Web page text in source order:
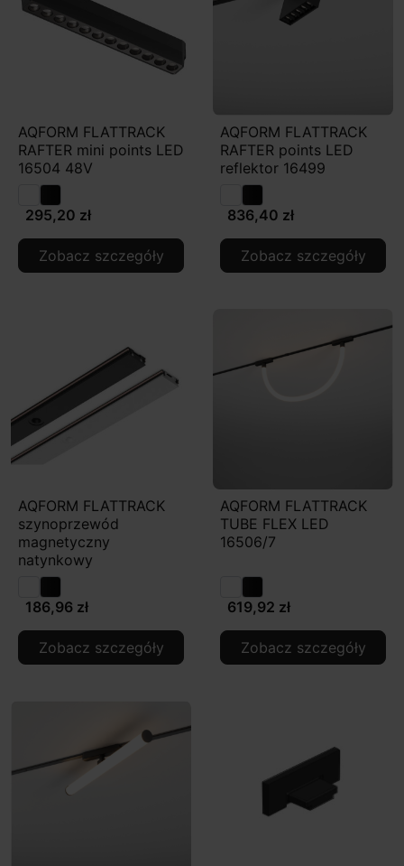
AQFORM FLATTRACK
RAFTER mini points LED
16504 48V
295,20 zł
Zobacz szczegóły
AQFORM FLATTRACK
RAFTER points LED
reflektor 16499
836,40 zł
Zobacz szczegóły
AQFORM FLATTRACK
szynoprzewód
magnetyczny
natynkowy
186,96 zł
Zobacz szczegóły
AQFORM FLATTRACK
TUBE FLEX LED
16506/7
619,92 zł
Zobacz szczegóły